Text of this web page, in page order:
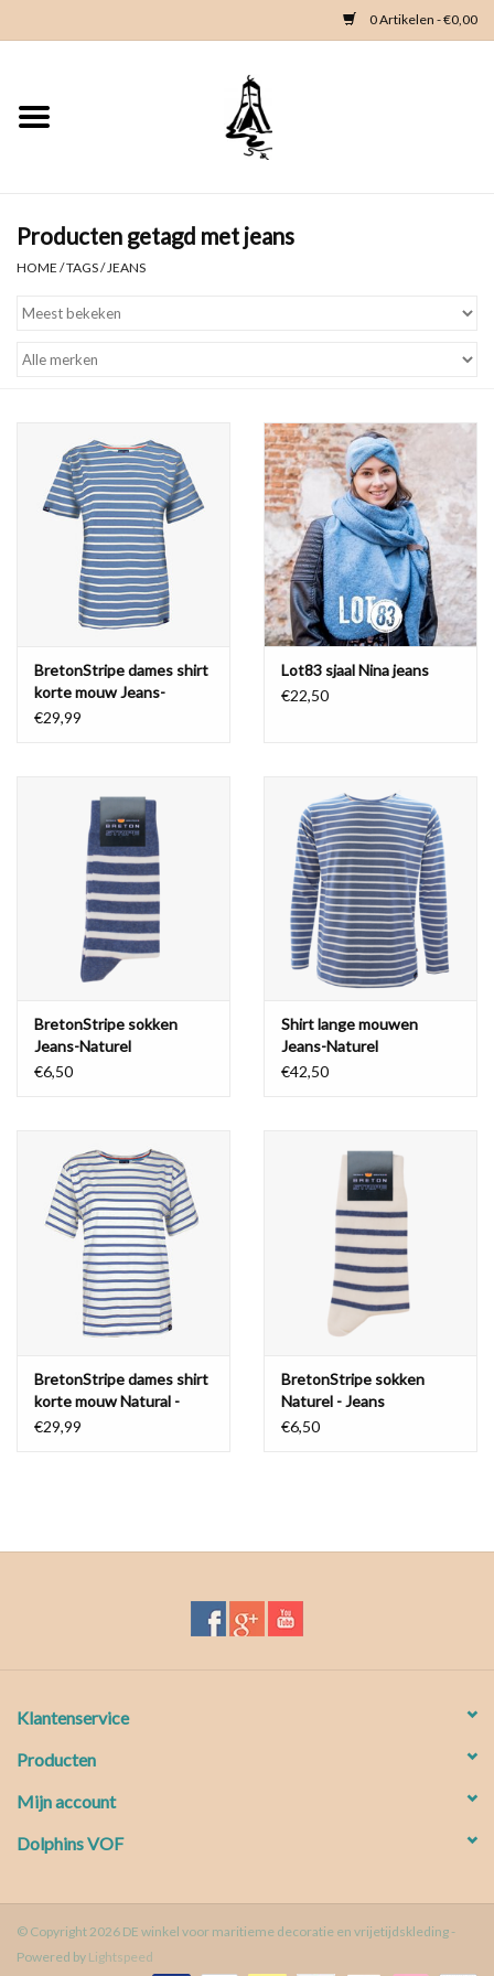
0 Artikelen - €0,00
Home
Kleding
Waterkaart
Contact
Waterproof tassen
Producten getagd met jeans
HOME /TAGS/ JEANS
BretonStripe dames shirt
korte mouw Jeans-
Natural
€29,99
Lot83 sjaal Nina jeans
€22,50
BretonStripe sokken
Jeans-Naturel
€6,50
Shirt lange mouwen
Jeans-Naturel
€42,50
BretonStripe dames shirt
korte mouw Natural -
Jeans
€29,99
BretonStripe sokken
Naturel - Jeans
€6,50
Klantenservice
Producten
Mijn account
Dolphins VOF
© Copyright 2026 DE winkel voor maritieme decoratie en vrijetijdskleding -
Powered by Lightspeed